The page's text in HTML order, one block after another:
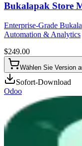
Bukalapak Store
Enterprise-Grade
Automation & Analytics
$249.00
Wählen Sie Version
Sofort-Download
Odoo